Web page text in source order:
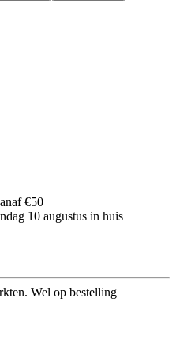
€50
10 augustus in huis
Wel op bestelling